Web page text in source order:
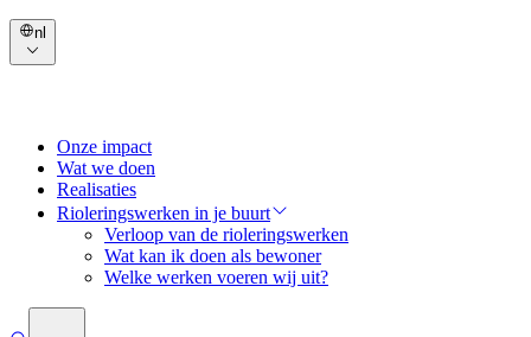
nl
Onze impact
Wat we doen
Realisaties
Rioleringswerken in je buurt
Verloop van de rioleringswerken
Wat kan ik doen als bewoner
Welke werken voeren wij uit?